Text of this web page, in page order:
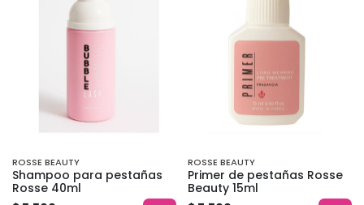
ROSSE BEAUTY
Shampoo para pestañas
Rosse 40ml
ROSSE BEAUTY
Primer de pestañas Rosse
Beauty 15ml